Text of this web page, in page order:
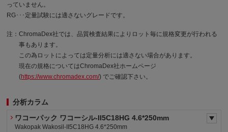
っていません。
RG･･･定量試験には適さないグレードです。
注：ChromaDex社では、品質検査結果によりロット毎に規格変更が行われる
事もあります。
この為ロットによっては定量分析には適さない場合があります。
現在の規格についてはChromaDex社ホームページ
(https://www.chromadex.com/) でご確認下さい。
分析カラム
ワコーパック ワコーシル-II5C18HG 4.6*250mm
Wakopak Wakosil-II5C18HG 4.6*250mm